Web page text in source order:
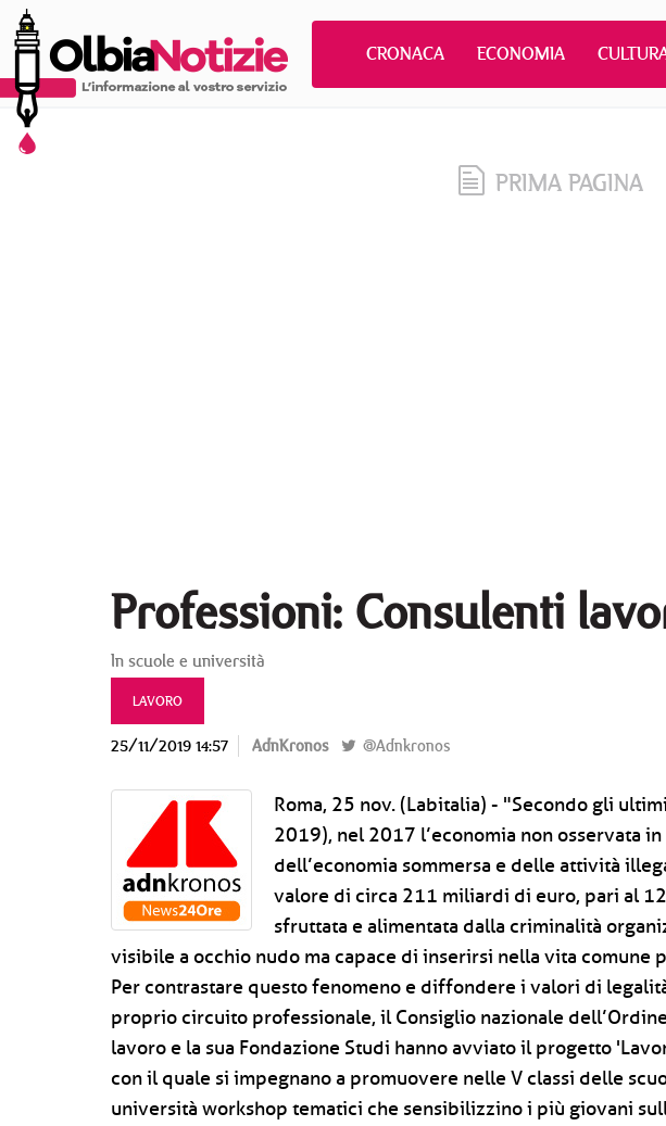
CRONACA ECONOMIA
PRIMA PAGINA
Professioni: Consulenti
In scuole e università
LAVORO
25/11/2019 14:57 AdnKronos @Adnkronos
Roma, 25 nov. (Labitalia) - "Secondo gli
2019), nel 2017 l’economia non osservata in
dell’economia sommersa e delle attività
valore di circa 211 miliardi di euro, pari al
sfruttata e alimentata dalla criminalità
visibile a occhio nudo ma capace di inserirsi nella vita comune
Per contrastare questo fenomeno e diffondere i valori di
proprio circuito professionale, il Consiglio nazionale
lavoro e la sua Fondazione Studi hanno avviato il progetto
con il quale si impegnano a promuovere nelle V classi delle
università workshop tematici che sensibilizzino i più giovani